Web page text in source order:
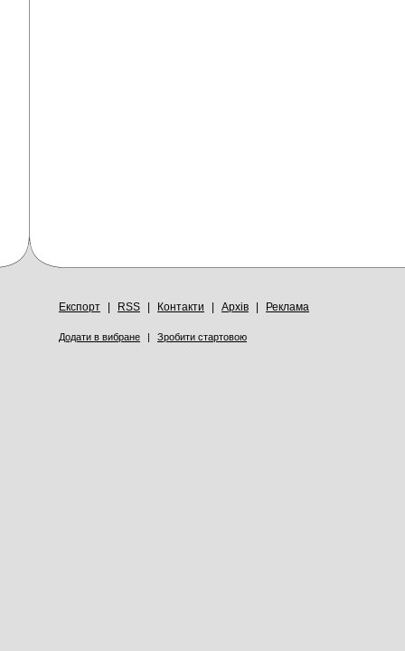
Експорт RSS Контакти Архів Реклама
Додати в вибране | Зробити стартовою